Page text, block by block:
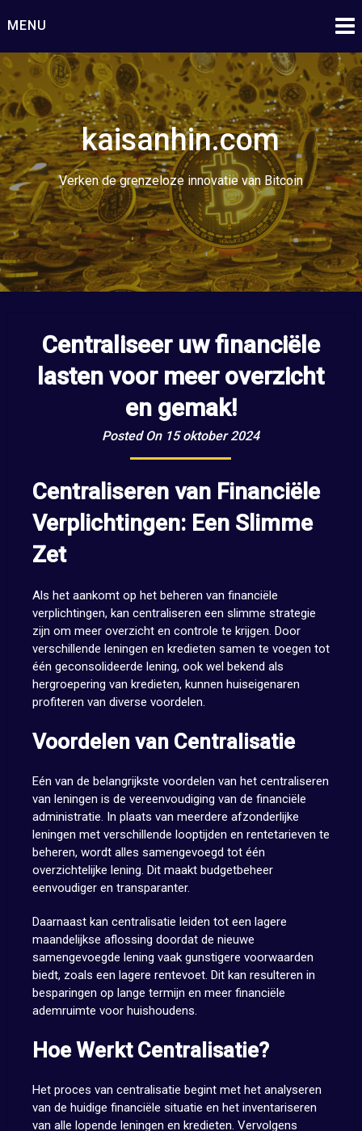
naar
inhoud
MENU
kaisanhin.com
Verken de grenzeloze innovatie van Bitcoin
Centraliseer uw financiële
lasten voor meer overzicht
en gemak!
Posted On 15 oktober 2024
Centraliseren van Financiële
Verplichtingen: Een Slimme
Zet
Als het aankomt op het beheren van financiële
verplichtingen, kan centraliseren een slimme strategie
zijn om meer overzicht en controle te krijgen. Door
verschillende leningen en kredieten samen te voegen tot
één geconsolideerde lening, ook wel bekend als
hergroepering van kredieten, kunnen huiseigenaren
profiteren van diverse voordelen.
Voordelen van Centralisatie
Eén van de belangrijkste voordelen van het centraliseren
van leningen is de vereenvoudiging van de financiële
administratie. In plaats van meerdere afzonderlijke
leningen met verschillende looptijden en rentetarieven te
beheren, wordt alles samengevoegd tot één
overzichtelijke lening. Dit maakt budgetbeheer
eenvoudiger en transparanter.
Daarnaast kan centralisatie leiden tot een lagere
maandelijkse aflossing doordat de nieuwe
samengevoegde lening vaak gunstigere voorwaarden
biedt, zoals een lagere rentevoet. Dit kan resulteren in
besparingen op lange termijn en meer financiële
ademruimte voor huishoudens.
Hoe Werkt Centralisatie?
Het proces van centralisatie begint met het analyseren
van de huidige financiële situatie en het inventariseren
van alle lopende leningen en kredieten. Vervolgens